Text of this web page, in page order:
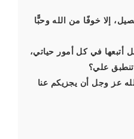
إلا خوفًا من الله وحبًّا
أتبعها في كل أمور حياتي،
تنطبق علي؟
عز وجل أن يجزيكم عنا